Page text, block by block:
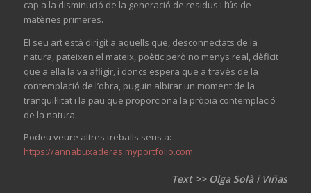
cap a la disminució de la generació de residus i l’ús de
matèries primeres.
El seu art està dirigit a aquells que, desconnectats de la
natura, pateixen el mateix, poètic però no menys real, dèficit
que a ella la va afligir, i doncs espera que a través de la
contemplació de l’obra, puguin albirar un moment de la
tranquil·litat i la pau que proporciona la pròpia contemplació
de la natura.
Podeu veure altres treballs seus a:
https://annabuxaderas.myportfolio.com
Text >> Olga Solà i Viñas